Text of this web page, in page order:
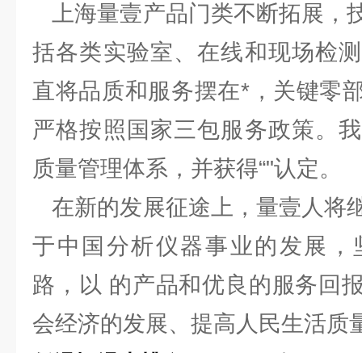
上海量壹产品门类不断拓展，
括各类实验室、在线和现场检
直将品质和服务摆在*，关键零
严格按照国家三包服务政策。
质量管理体系，并获得“"认定。
在新的发展征途上，量壹人将
于中国分析仪器事业的发展，
路，以 的产品和优良的服务回
会经济的发展、提高人民生活质